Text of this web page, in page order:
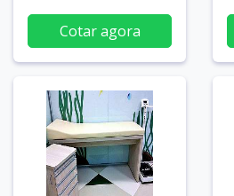
Cotar agora